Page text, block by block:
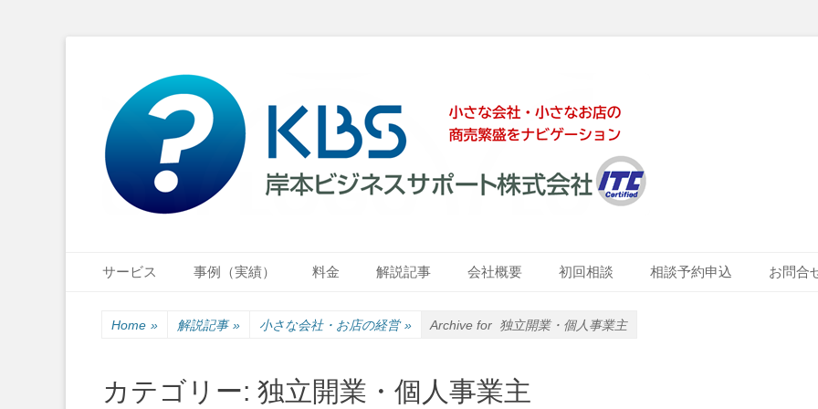
岸本ビジネスサポート株式会社
小さな会社・小さなお店のIT経営をナビゲーション
Primary Menu
サービス 事例（実績） 料金 解説記事 会社概要 初回相談 相談予約申込 お問合
Home » 解説記事 » 小さな会社・お店の経営 » Archive for 独立開業・個人事業主
カテゴリー: 独立開業・個人事業主